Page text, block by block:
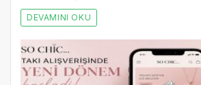
DEVAMINI OKU